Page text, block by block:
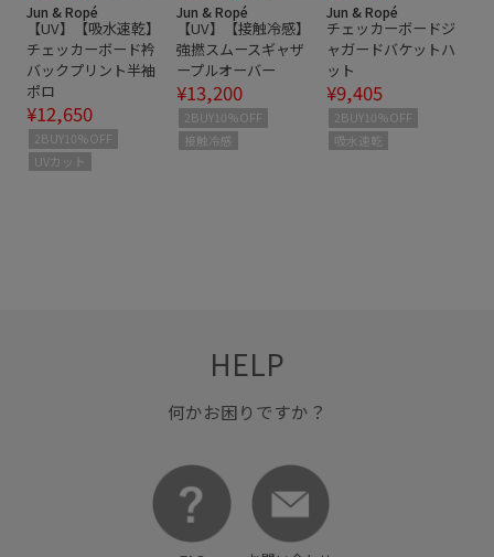
ポリウレタン ポリエステル ポリエステル100%
万能アイテム 上品 伸縮性 光沢感
幅広 柔らかい素材 速乾性
Jun & Ropé
【UV】【吸水速乾】
チェッカーボード衿
バックプリント半袖
ポロ
¥12,650
2BUY10%OFF
UVカット
Jun & Ropé
【UV】【接触冷感】
強撚スムースギャザ
ープルオーバー
¥13,200
2BUY10%OFF
接触冷感
Jun & Ropé
チェッカーボードジ
ャガードバケットハ
ット
¥9,405
2BUY10%OFF
吸水速乾
HELP
何かお困りですか？